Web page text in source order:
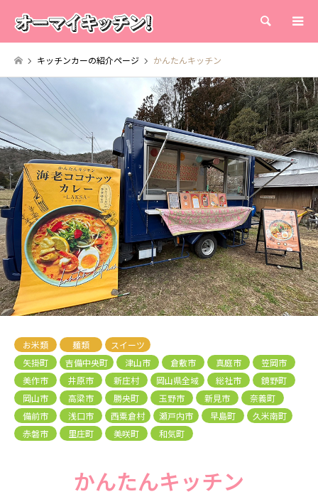
検索
キッチンカーの紹介ページ かんたんキッチン
お米類 麺類
スイーツ
矢掛町
吉備中央町 津山市 倉敷市 真庭市
笠岡市
美作市
井原市 新庄村 岡山県全域 総社市
鏡野町
岡山市
高梁市 勝央町 玉野市 新見市
奈義町
備前市
浅口市 西粟倉村 瀬戸内市 早島町
久米南町
赤磐市
里庄町 美咲町 和気町
かんたんキッチン